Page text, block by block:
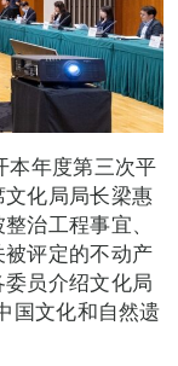
本年度第三次平
化局局长梁惠
治工程事宜、
评定的不动产
员介绍文化局
国文化和自然遗